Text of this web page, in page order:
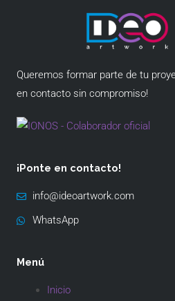
Queremos formar parte de tu
en contacto sin compromiso!
¡Ponte en contacto!
info@ideoartwork.com
WhatsApp
Menú
Inicio